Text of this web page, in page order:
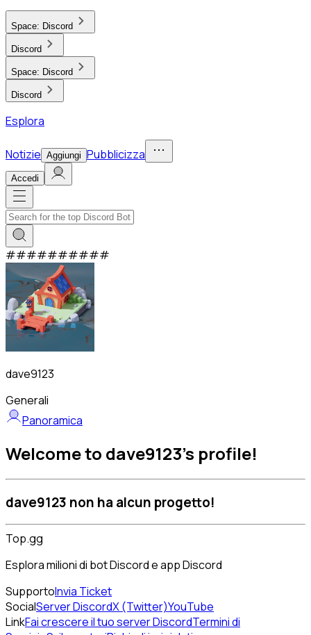
Space: Discord
Discord
Space: Discord
Discord
Esplora
Notizie Aggiungi Pubblicizza
Accedi
##########
dave9123
Generali
Panoramica
Welcome to dave9123's profile!
dave9123 non ha alcun progetto!
Top.gg
Esplora milioni di bot Discord e app Discord
SupportoInvia Ticket
SocialServer DiscordX (Twitter)YouTube
LinkFai crescere il tuo server DiscordTermini di